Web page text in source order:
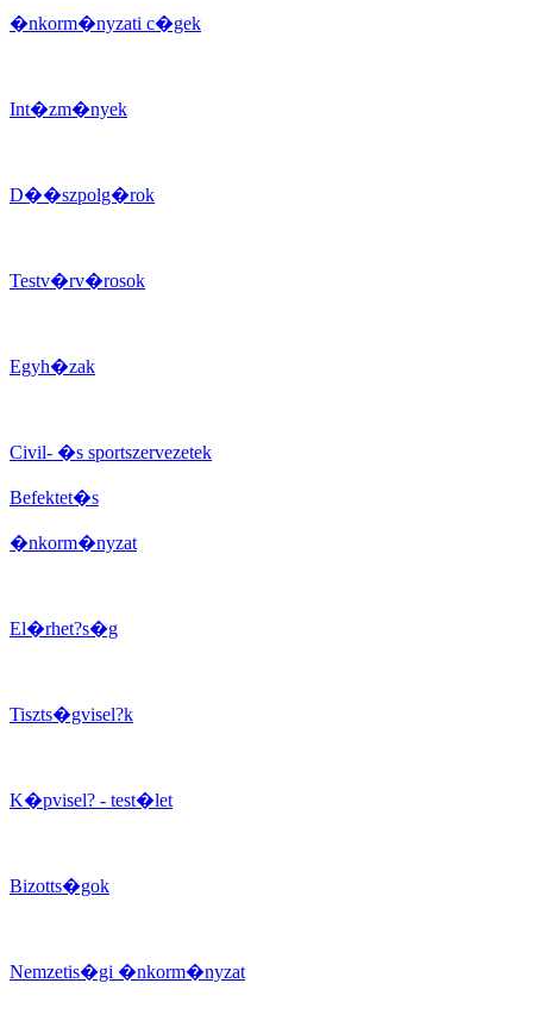
�nkorm�nyzati c�gek
Int�zm�nyek
D��szpolg�rok
Testv�rv�rosok
Egyh�zak
Civil- �s sportszervezetek
Befektet�s
�nkorm�nyzat
El�rhet?s�g
Tiszts�gvisel?k
K�pvisel? - test�let
Bizotts�gok
Nemzetis�gi �nkorm�nyzat